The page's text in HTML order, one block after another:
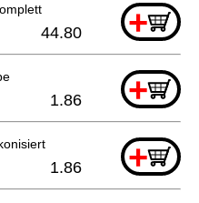
+
44.80
+
1.86
+
1.86